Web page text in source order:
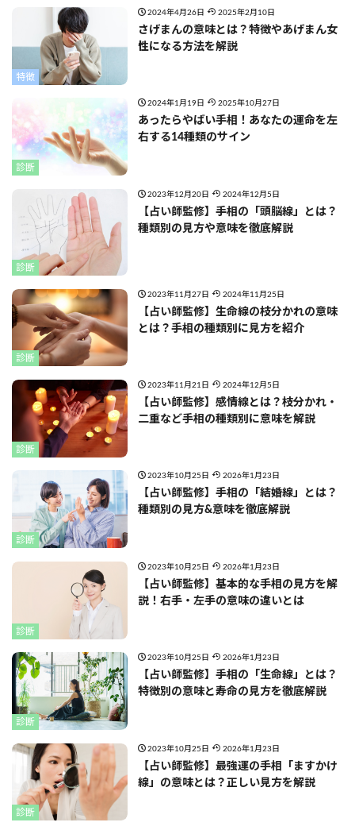
特徴
2024年4月26日 2025年2月10日
さげまんの意味とは？特徴やあげまん女
性になる方法を解説
診断
2024年1月19日 2025年10月27日
あったらやばい手相！あなたの運命を左
右する14種類のサイン
診断
2023年12月20日 2024年12月5日
【占い師監修】手相の「頭脳線」とは？
種類別の見方や意味を徹底解説
診断
2023年11月27日 2024年11月25日
【占い師監修】生命線の枝分かれの意味
とは？手相の種類別に見方を紹介
診断
2023年11月21日 2024年12月5日
【占い師監修】感情線とは？枝分かれ・
二重など手相の種類別に意味を解説
診断
2023年10月25日 2026年1月23日
【占い師監修】手相の「結婚線」とは？
種類別の見方&意味を徹底解説
診断
2023年10月25日 2026年1月23日
【占い師監修】基本的な手相の見方を解
説！右手・左手の意味の違いとは
診断
2023年10月25日 2026年1月23日
【占い師監修】手相の「生命線」とは？
特徴別の意味と寿命の見方を徹底解説
診断
2023年10月25日 2026年1月23日
【占い師監修】最強運の手相「ますかけ
線」の意味とは？正しい見方を解説